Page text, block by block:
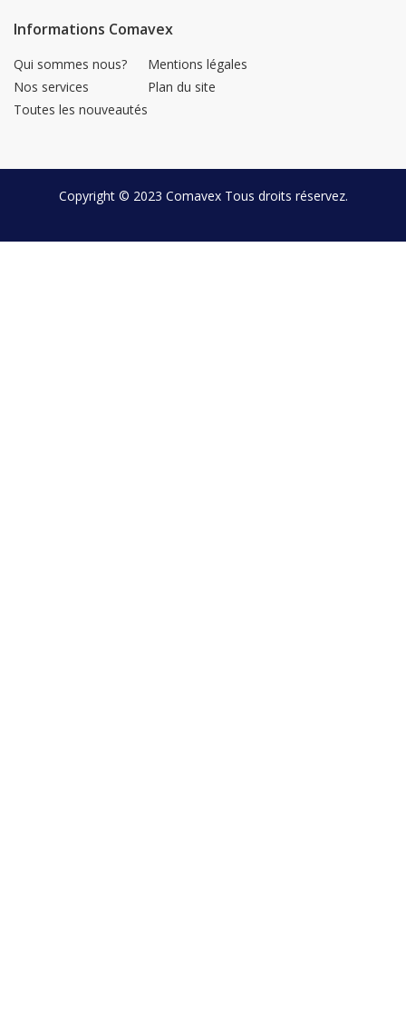
Informations Comavex
Qui sommes nous?
Nos services
Toutes les nouveautés
Mentions légales
Plan du site
Copyright © 2023 ComavexTous droits réservez.